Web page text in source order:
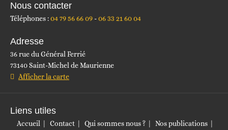
Nous contacter
Téléphones :04 79 56 66 09 06 33 21 60 04
Adresse
36 rue du Général Ferrié
73140 Saint-Michel de Maurienne
Afficher la carte
Liens utiles
Accueil Contact Qui sommes nous ?
Nos publications